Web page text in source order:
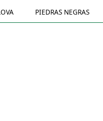
PIEDRAS NEGRAS